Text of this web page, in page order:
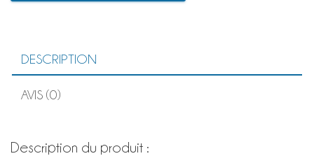
DIAMANT
marron
DESCRIPTION
AVIS (0)
Description du produit :